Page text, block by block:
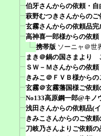
伯牙さんからの依頼・自
萩野むつきさんからのご
玄霧さんからの依頼品完
高神喜一郎様からの依頼
携帯版 ソーニャ＠世
まき＠鍋の国さまより
ＳＷ－Ｍさんからの依頼
きみこ＠ＦＶＢ様からの
玄霧＠玄霧藩国様ご依頼
No133高原鋼一郎@キノ
浅田さんからの依頼品(
きみこさんからのご依頼
刀岐乃さんよりご依頼の